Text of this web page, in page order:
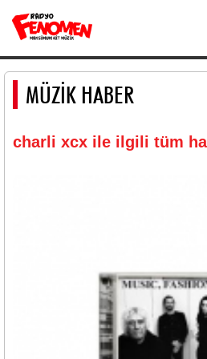
MÜZİK HABER
charli xcx ile ilgili tüm